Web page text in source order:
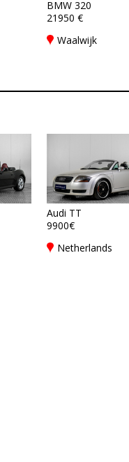
BMW 320
21950 €
Waalwijk
Audi TT
9900€
Netherlands